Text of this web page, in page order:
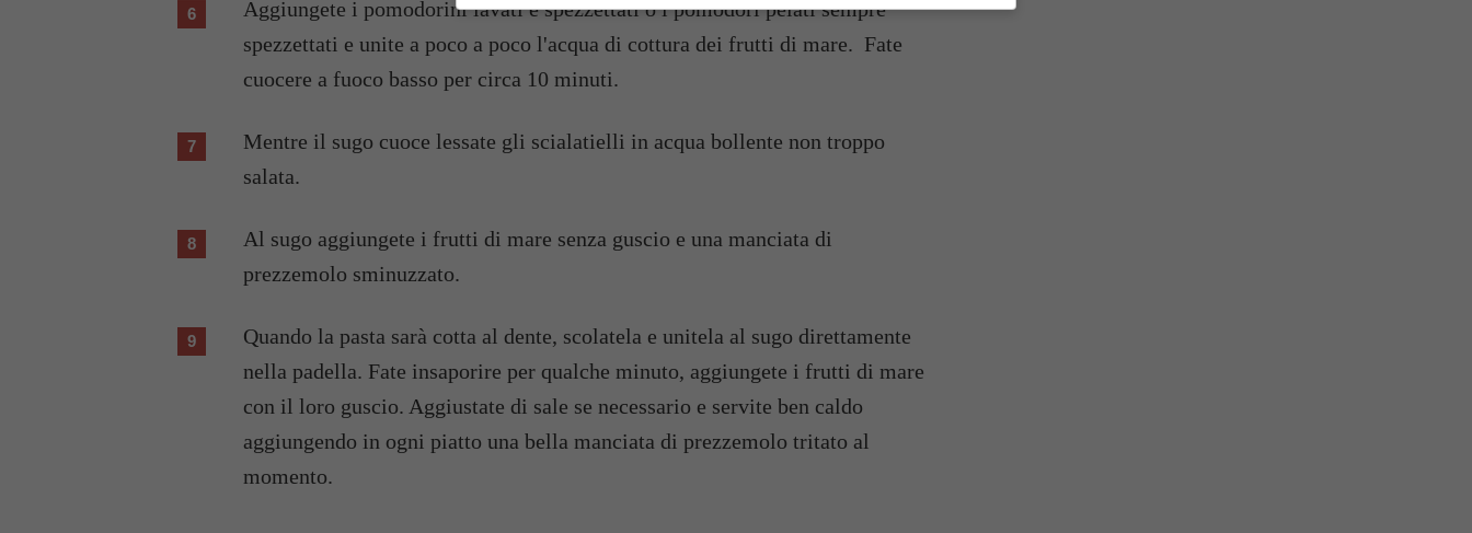
Aggiungete i pomodorini lavati e spezzettati o i pomodori pelati sempre
spezzettati e unite a poco a poco l'acqua di cottura dei frutti di mare. Fate
cuocere a fuoco basso per circa 10 minuti.
Mentre il sugo cuoce lessate gli scialatielli in acqua bollente non troppo
salata.
Al sugo aggiungete i frutti di mare senza guscio e una manciata di
prezzemolo sminuzzato.
Quando la pasta sarà cotta al dente, scolatela e unitela al sugo direttamente
nella padella. Fate insaporire per qualche minuto, aggiungete i frutti di mare
con il loro guscio. Aggiustate di sale se necessario e servite ben caldo
aggiungendo in ogni piatto una bella manciata di prezzemolo tritato al
momento.